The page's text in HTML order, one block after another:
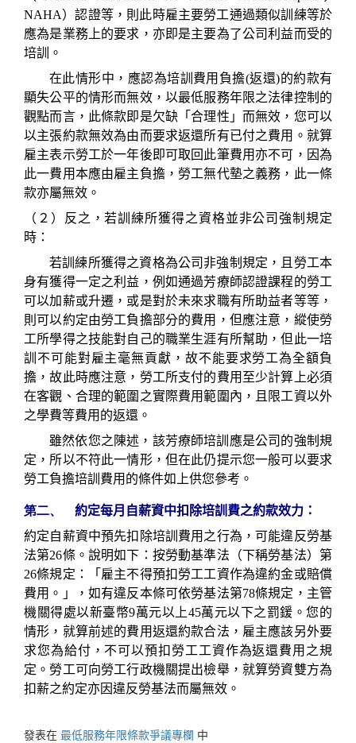
NAHA）認證等，則此時雇主要勞工通過類似訓練等於
應為是業務上的要求，亦即是主要為了公司利益而受的
培訓。
在此情形中，應認為培訓 費用負擔(返還)的約款有
顯失公平的情形而無效，以最低服務年限之法律控制的
觀點而言，此條款即是欠缺「合理性」而無效，您可以
以主張約款無效為由而要求返還所有已付之費用。就算
雇主表示勞工於一年後即可取回此筆費用亦不可，因為
此一費用本應由雇主負擔，勞工無代墊之義務，此一條
款亦屬無效。
（２）反之，若訓練所獲得之資格並非公司強制規定
時：
若訓練所獲得之資格為公司非強制規定，且勞工本
身有獲得一定之利益，例如通過芳療師認證課程的勞工
可以加薪或升遷，或是對於未來求職有所助益者等等，
則可以約定由勞工負擔部分的費用，但應注意， 縱使勞
工所學得之技能對自己的職業生涯有所幫助，但此一培
訓不可能對雇主毫無貢獻，故不能要求勞工為全額負
擔，故此時應注意，勞工所支付的費用至少計算上必須
在客觀、合理的範圍之實際費用範圍內，且限工資以外
之學費等費用的返還。
雖然依您之陳述，該芳療師培訓應是公司的強制規
定，所以不符此一情形，但在此仍提示您一般可以要求
勞工負擔培訓費用的條件如上供您參考。
第二、
約定每月自薪資中扣除培訓費之約款效力：
約定自薪資中預先扣除培訓費用之行為，可能違反勞基
法第26條。說明如下：按勞動基準法（下稱勞基法）第
26條規定：「雇主不得預扣勞工工資作為違約金或賠償
費用。」，如有違反本條可依勞基法第78條規定，主管
機關得處以新臺幣9萬元以上45萬元以下之罰鍰。您的
情形，就算前述的費用返還約款合法，雇主應該另外要
求您為給付，不可以預扣勞工工資作為返還費用之規
定。勞工可向勞工行政機關提出檢舉，就算勞資雙方為
扣薪之約定亦因違反勞基法而屬無效。
發表在 最低服務年限條款爭議專欄 中